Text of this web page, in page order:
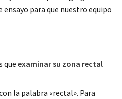
para que nuestro equipo
que examinar su zona rectal
la palabra «rectal». Para